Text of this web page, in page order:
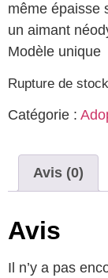
même épaisse
un aimant
Modèle unique
Rupture de stock
Catégorie :
Avis (0)
Avis
Il n’y a pas